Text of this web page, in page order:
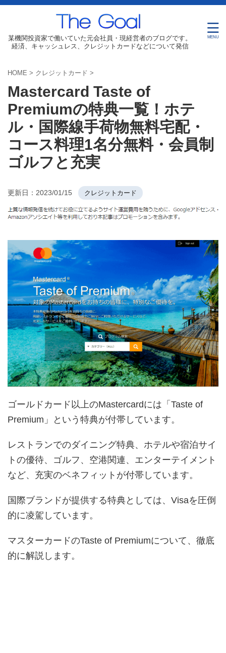
某機関投資家で働いていた元会社員・現経営者のブログです。
経済、キャッシュレス、クレジットカードなどについて発信
HOME > クレジットカード >
Mastercard Taste of
Premiumの特典一覧！ホテ
ル・国際線手荷物無料宅配・
コース料理1名分無料・会員制
ゴルフと充実
更新日： 2023/01/15 クレジットカード
ゴールドカード以上のMastercardには「Taste of
Premium」という特典が付帯しています。
レストランでのダイニング特典、ホテルや宿泊サイ
トの優待、ゴルフ、空港関連、エンターテイメント
など、充実のベネフィットが付帯しています。
国際ブランドが提供する特典としては、Visaを圧倒
的に凌駕しています。
マスターカードのTaste of Premiumについて、徹底
的に解説します。